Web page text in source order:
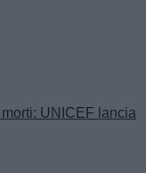
UNICEF lancia